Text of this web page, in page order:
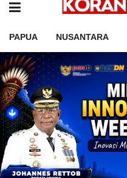
PAPUA NUSANTARA